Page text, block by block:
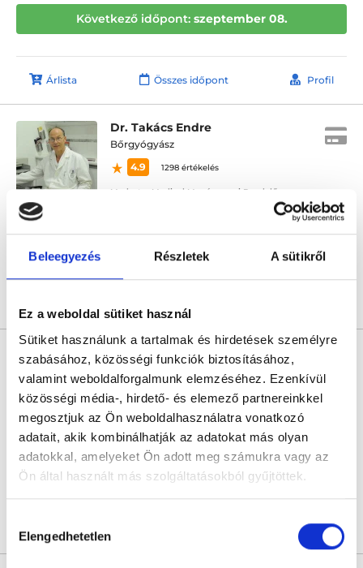
Beleegyezés Részletek A sütikről
Ez a weboldal sütiket használ
Sütiket használunk a tartalmak és hirdetések személyre
szabásához, közösségi funkciók biztosításához,
valamint weboldalforgalmunk elemzéséhez. Ezenkívül
közösségi média-, hirdető- és elemező partnereinkkel
megosztjuk az Ön weboldalhasználatra vonatkozó
adatait, akik kombinálhatják az adatokat más olyan
adatokkal, amelyeket Ön adott meg számukra vagy az
Ön által használt más szolgáltatásokból gyűjtöttek.
szabályzat:https://foglaljorvost.hu/info/foglaljorvost-
kiválasztása
Elengedhetetlen
Következő időpont: szeptember 08.
Árlista Összes időpont Profil
Dr. Takács Endre
Bőrgyógyász
4.9
1298 értékelés
Medastra Medical Magánorvosi Rendelő
Budapest, III. kerület, Szentendrei út 13
Dr. Sziray Ágnes
Bőrgyógyász
4.9
597 értékelés
Medaid - Budapest
Sajnáljuk, jelenleg nincs szabad időpont!
Árlista Profil